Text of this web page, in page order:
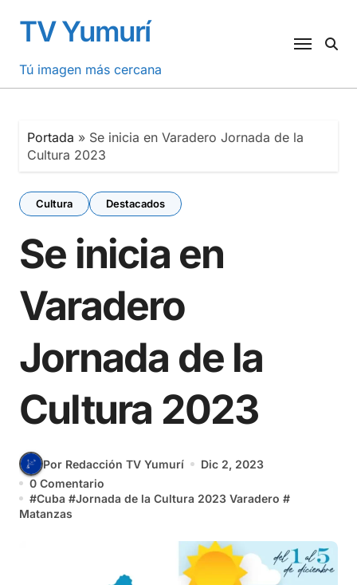
contenido
TV Yumurí
Tú imagen más cercana
Portada » Se inicia en Varadero Jornada de la
Cultura 2023
Cultura Destacados
Se inicia en
Varadero
Jornada de la
Cultura 2023
Por Redacción TV Yumurí
Dic 2, 2023
0 Comentario
#Cuba #Jornada de la Cultura 2023 Varadero #
Matanzas